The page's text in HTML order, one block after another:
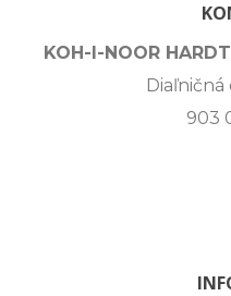
KOH-I-NOOR
Diaľničná
903